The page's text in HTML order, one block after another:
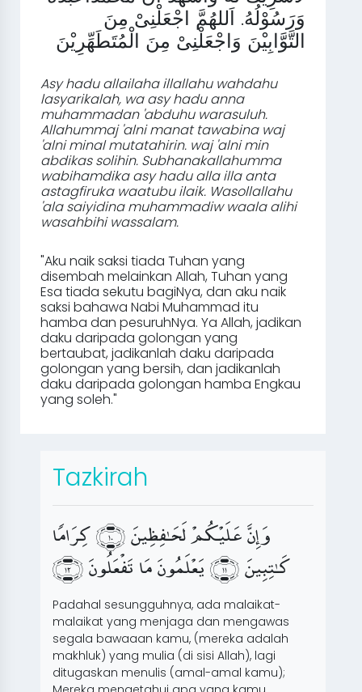
وَرَسُوْلُهُ. اَللهُمَّ اجْعَلْنِىْ مِنَ
التَّوَّابِيْنَ وَاجْعَلْنِىْ مِنَ الْمُتَطَهِّرِيْنَ
Asy hadu allailaha illallahu wahdahu
lasyarikalah, wa asy hadu anna
muhammadan 'abduhu warasuluh.
Allahummaj 'alni manat tawabina waj
'alni minal mutatahirin. waj 'alni min
abdikas solihin. Subhanakallahumma
wabihamdika asy hadu alla illa anta
astagfiruka waatubu ilaik. Wasollallahu
'ala saiyidina muhammadiw waala alihi
wasahbihi wassalam.
"Aku naik saksi tiada Tuhan yang
disembah melainkan Allah, Tuhan yang
Esa tiada sekutu bagiNya, dan aku naik
saksi bahawa Nabi Muhammad itu
hamba dan pesuruhNya. Ya Allah, jadikan
daku daripada golongan yang
bertaubat, jadikanlah daku daripada
golongan yang bersih, dan jadikanlah
daku daripada golongan hamba Engkau
yang soleh."
Tazkirah
ﻭﱺﺇﲐﻥﱱ ﻋﱺﻠﱁﻴﱦﻜﱕﻢﱦ ﻟﱁﺤﱺ﮳ﻔﲘﻈﲔﻴﻦﱺ ﳁﳂﳃﳀ ﻛﲔﺮﱺﺍﻣﱫﺎ
ﻛﱔ﮳ﺘﲘﺒﲐﻴﻦﱺ ﳁﳃﳃﳀ ﻳﱧﻌﱦﻠﱁﻤﱨﻮﻥﱧ ﻣﱧﺎ ﺗﱧﻔﱀﻌﱧﻠﱂﻮﻥﱧ ﳁﳄﳃﳀ
Padahal sesungguhnya, ada malaikat-
malaikat yang menjaga dan mengawas
segala bawaaan kamu, (mereka adalah
makhluk) yang mulia (di sisi Allah), lagi
ditugaskan menulis (amal-amal kamu);